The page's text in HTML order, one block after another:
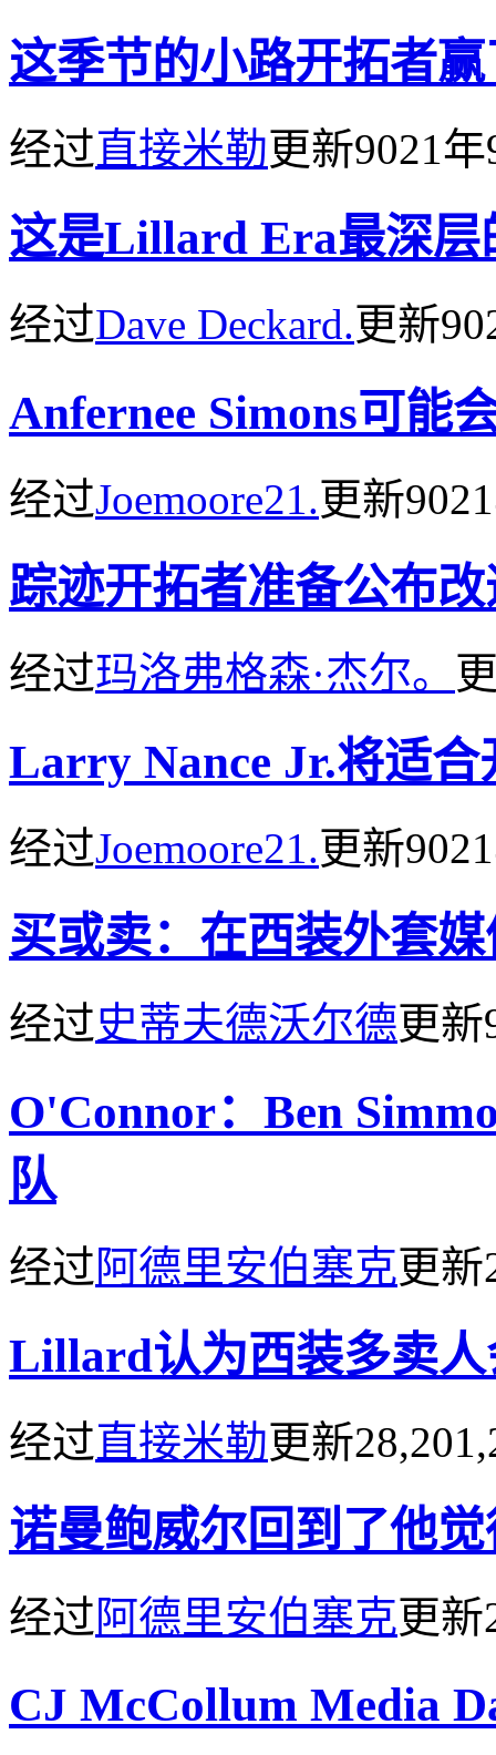
这季节的小路开拓者
经过直接米勒更新9021
这是Lillard Era最深层
经过Dave Deckard.更新
Anfernee Simons可能
经过Joemoore21.更新
踪迹开拓者准备公布
经过玛洛弗格森·杰尔。
Larry Nance Jr.将适合
经过Joemoore21.更新
买或卖：在西装外套
经过史蒂夫德沃尔德更新
O'Connor：Ben
队
经过阿德里安伯塞克更新
Lillard认为西装多卖人
经过直接米勒更新
诺曼鲍威尔回到了他
经过阿德里安伯塞克更新
CJ McCollum Media